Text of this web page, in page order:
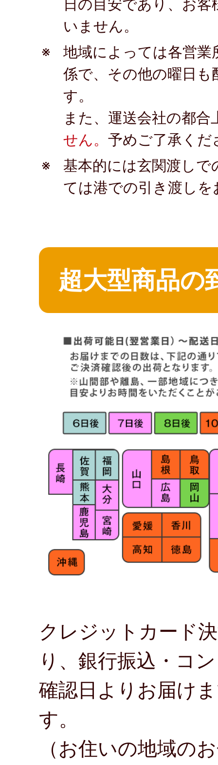
日の目安であり、お
いません。
※
地域によっては各営
係で、その他の曜日
す。
また、運送会社の都合
せん。 予めご了承くだ
※
基本的には玄関渡し
ては港での引き渡し
超大型商品の
クレジットカード
り、銀行振込・コ
確認日よりお届け
す。
（お住いの地域の